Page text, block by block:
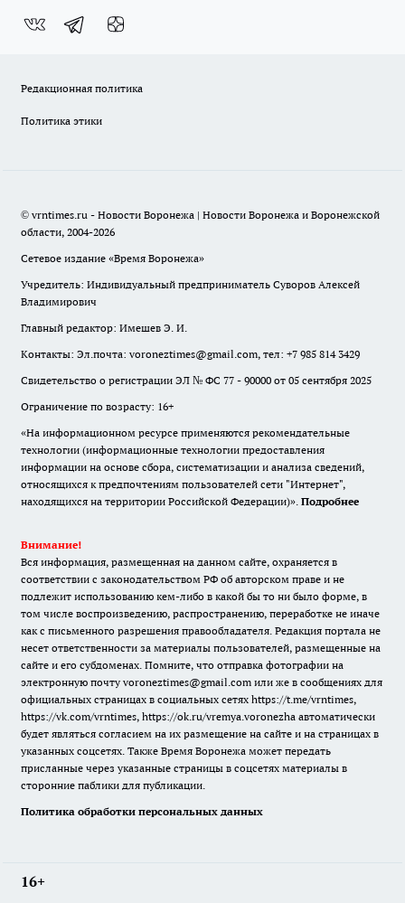
Редакционная политика
Политика этики
© vrntimes.ru - Новости Воронежа | Новости Воронежа и Воронежской
области, 2004-2026
Сетевое издание «Время Воронежа»
Учредитель: Индивидуальный предприниматель Суворов Алексей
Владимирович
Главный редактор: Имешев Э. И.
Контакты: Эл.почта: voroneztimes@gmail.com, тел: +7 985 814 3429
Свидетельство о регистрации ЭЛ № ФС 77 - 90000 от 05 сентября 2025
Ограничение по возрасту: 16+
«На информационном ресурсе применяются рекомендательные
технологии (информационные технологии предоставления
информации на основе сбора, систематизации и анализа сведений,
относящихся к предпочтениям пользователей сети "Интернет",
находящихся на территории Российской Федерации)». Подробнее
Внимание!
Вся информация, размещенная на данном сайте, охраняется в
соответствии с законодательством РФ об авторском праве и не
подлежит использованию кем-либо в какой бы то ни было форме, в
том числе воспроизведению, распространению, переработке не иначе
как с письменного разрешения правообладателя. Редакция портала не
несет ответственности за материалы пользователей, размещенные на
сайте и его субдоменах. Помните, что отправка фотографии на
электронную почту voroneztimes@gmail.com или же в сообщениях для
официальных страницах в социальных сетях https://t.me/vrntimes,
https://vk.com/vrntimes, https://ok.ru/vremya.voronezha автоматически
будет являться согласием на их размещение на сайте и на страницах в
указанных соцсетях. Также Время Воронежа может передать
присланные через указанные страницы в соцсетях материалы в
сторонние паблики для публикации.
Политика обработки персональных данных
16+